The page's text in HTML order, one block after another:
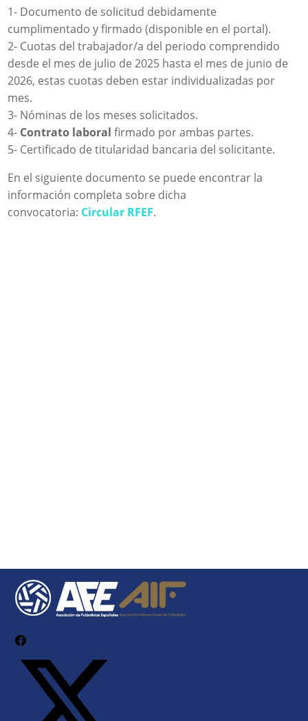
1- Documento de solicitud debidamente
cumplimentado y firmado (disponible en el portal).
2- Cuotas del trabajador/a del periodo comprendido
desde el mes de julio de 2025 hasta el mes de junio de
2026, estas cuotas deben estar individualizadas por
mes.
3- Nóminas de los meses solicitados.
4- Contrato laboral firmado por ambas partes.
5- Certificado de titularidad bancaria del solicitante.
En el siguiente documento se puede encontrar la
información completa sobre dicha
convocatoria: Circular RFEF.